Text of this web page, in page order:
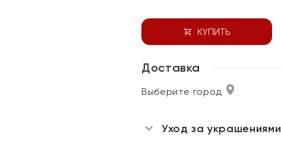
КУПИТЬ
Доставка
Выберите город
Уход за украшениями